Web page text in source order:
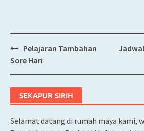
Post
Pelajaran Tambahan
Sore Hari
Jadwal
SEKAPUR SIRIH
Selamat datang di rumah maya kami,